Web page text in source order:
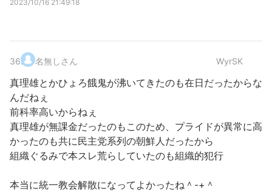
2023/10/16 21:49:18
36. 名無しさん WyrSK
真理雄とかひょろ餓鬼が沸いてきたのも在日だったからな
んだねぇ
前科率高いからねぇ
真理雄が無課金だったのもこのため、プライドが異常に高
かったのも共に民主党系列の朝鮮人だったから
組織ぐるみで本スレ荒らしていたのも組織的犯行
本当に統一教会解散になってよかったね＾-+＾